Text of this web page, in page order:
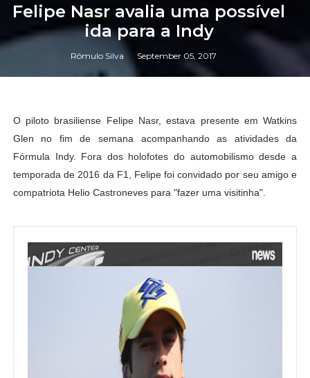
Felipe Nasr avalia uma possível
ida para a Indy
Rômulo Silva September 05, 2017
O piloto brasiliense Felipe Nasr, estava presente em Watkins
Glen no fim de semana acompanhando as atividades da
Fórmula Indy. Fora dos holofotes do automobilismo desde a
temporada de 2016 da F1, Felipe foi convidado por seu amigo e
compatriota Helio Castroneves para "fazer uma visitinha".